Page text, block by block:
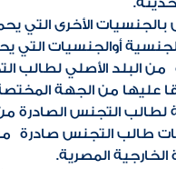
الأخرى التي
أوالجنسيات
البلد الأصلي لطالب
من الجهة المختصة
لطالب التجنس الصادرة
طالب التجنس صادرة من
المصرية.